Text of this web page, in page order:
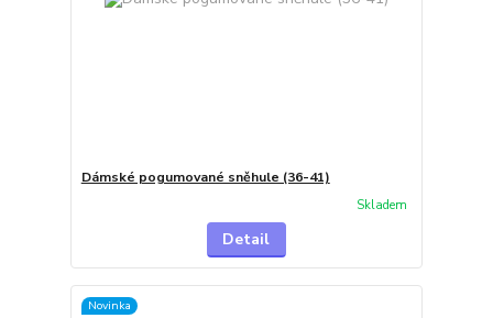
Dámské pogumované sněhule (36-41)
Skladem
Detail
Novinka